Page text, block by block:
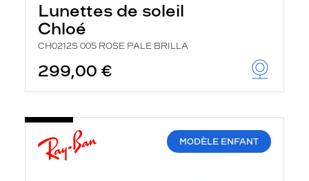
Lunettes de soleil
Chloé
CH0212S 005 ROSE PALE BRILLA
299,00 €
MODÈLE ENFANT